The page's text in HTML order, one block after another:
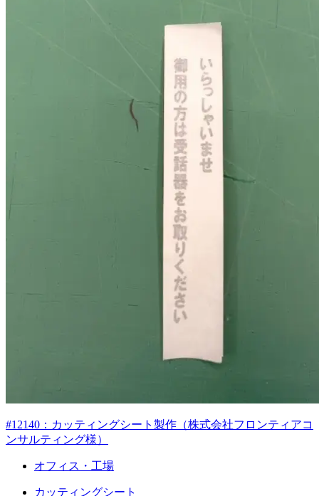
#12140：カッティングシート製作（株式会社フロンティアコ
ンサルティング様）
オフィス・工場
カッティングシート